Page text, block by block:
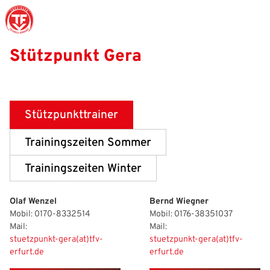
Stützpunkt Gera
Stützpunkttrainer
Trainingszeiten Sommer
Trainingszeiten Winter
Olaf Wenzel
Mobil: 0170-8332514
Mail:
stuetzpunkt-gera(at)tfv-
erfurt.de
Bernd Wiegner
Mobil: 0176-38351037
Mail:
stuetzpunkt-gera(at)tfv-
erfurt.de
Amtliches
Geschäftsstelle
Chronik
Karriere
Partnerschaft
Mitgliedschaft
Frauen
Sicherheit
Junioren
Kinderfußball
eSports
Schiedsrichter
Stützpunkte
Eliteschulen
Schiedsrichter
Erzieher und Lehrer
Veranstaltungskalender
Ehrenamt
DFB-Masterplan
Vielfalt
Inklusion
Prävention
Schule und Kita
Termine
Newsletter
DFBnet
Vereinsangebote
Archiv
Downloads